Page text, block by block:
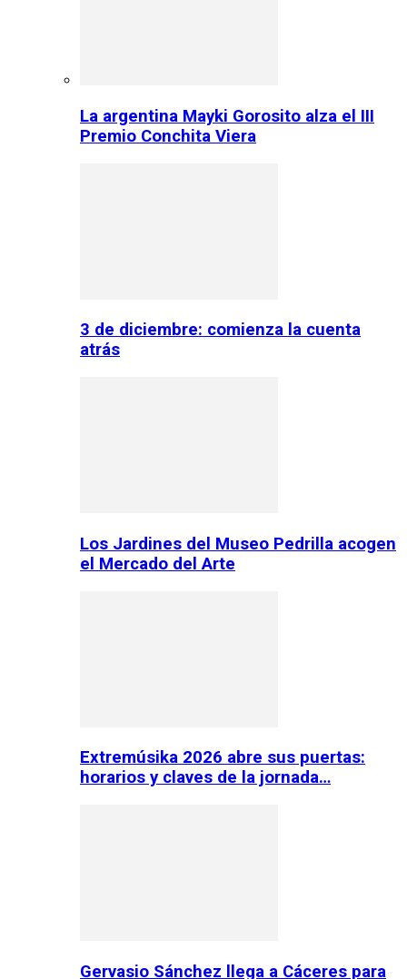
La argentina Mayki Gorosito alza el III
Premio Conchita Viera
3 de diciembre: comienza la cuenta
atrás
Los Jardines del Museo Pedrilla acogen
el Mercado del Arte
Extremúsika 2026 abre sus puertas:
horarios y claves de la jornada…
Gervasio Sánchez llega a Cáceres para